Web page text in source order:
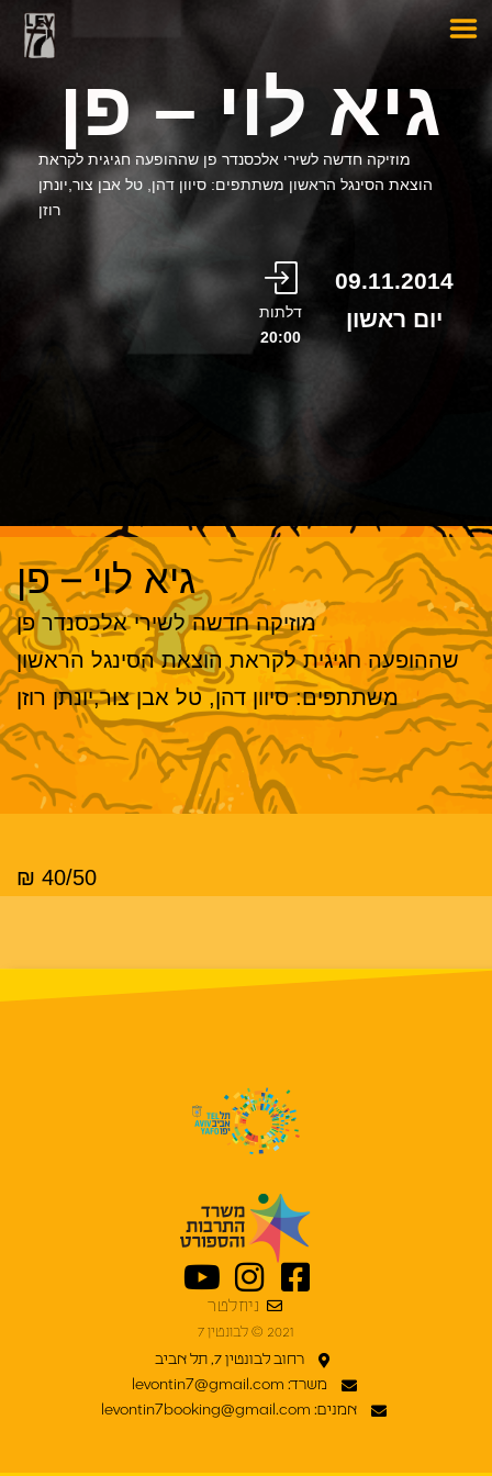
גיא לוי – פן
מוזיקה חדשה לשירי אלכסנדר פן שההופעה חגיגית לקראת
הוצאת הסינגל הראשון משתתפים: סיוון דהן, טל אבן צור,יונתן
רוזן
09.11.2014
יום ראשון
דלתות
20:00
גיא לוי – פן
מוזיקה חדשה לשירי אלכסנדר פן
שההופעה חגיגית לקראת הוצאת הסינגל הראשון
משתתפים: סיוון דהן, טל אבן צור,יונתן רוזן
40/50 ₪
רחוב לבונטין 7, תל אביב
משרד: levontin7@gmail.com
אמנים: levontin7booking@gmail.com
ניוזלטר
2021 © לבונטין 7